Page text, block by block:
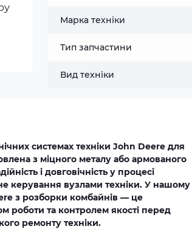
Марка техніки
Тип запчастини
Вид техніки
системах техніки John Deere для
з міцного металу або армованого
і довговічність у процесі
керування вузлами техніки. У нашому
з розборки комбайнів — це
роботи та контролем якості перед
ремонту техніки.